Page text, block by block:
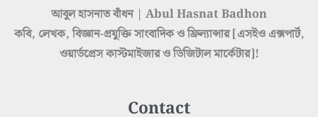
আবুল হাসনাত বাঁধন | Abul Hasnat Badhon
কবি, লেখক, বিজ্ঞান-প্রযুক্তি সাংবাদিক ও ফ্রিল্যান্সার [এসইও এক্সপার্ট,
ওয়ার্ডপ্রেস কাস্টমাইজার ও ডিজিটাল মার্কেটার]!
Contact